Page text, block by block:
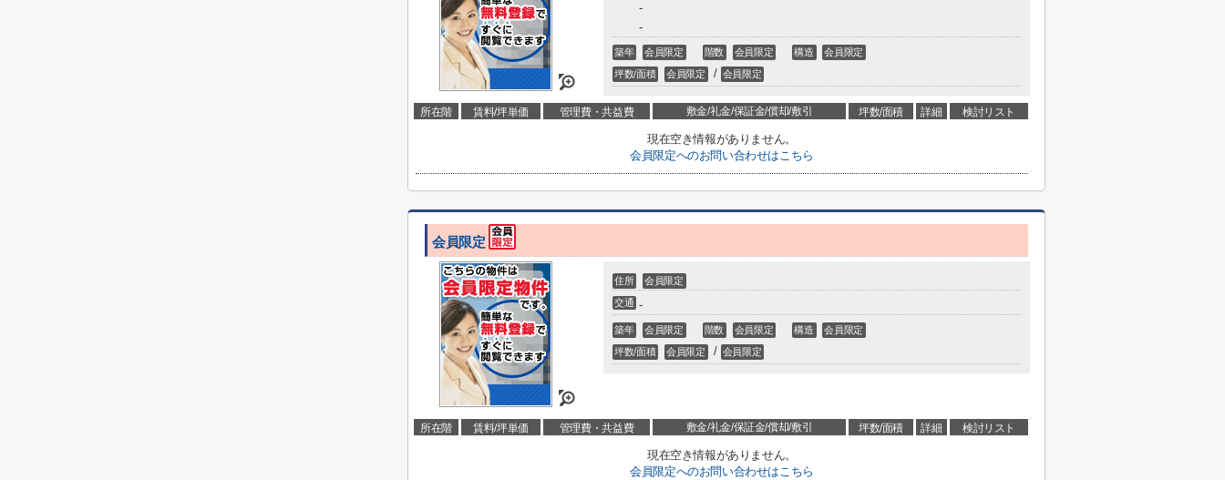
-
-
築年 会員限定 階数 会員限定 構造
会員限定
坪数/面積
会員限定 / 会員限定
所在階 賃料/坪単価 管理費・共益費 敷金/礼金/保証金/償却/敷引 坪数/面積 詳細 検討リスト
現在空き情報がありません。
会員限定へのお問い合わせはこちら
会員限定
住所
会員限定
交通 -
築年 会員限定 階数 会員限定 構造
会員限定
坪数/面積
会員限定 / 会員限定
所在階 賃料/坪単価 管理費・共益費 敷金/礼金/保証金/償却/敷引 坪数/面積 詳細 検討リスト
現在空き情報がありません。
会員限定へのお問い合わせはこちら